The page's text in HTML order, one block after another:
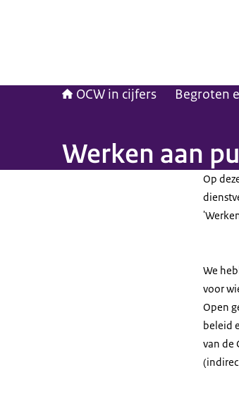
OCW in cijfers Begroten
Werken aan
Op
We
voor
Open
beleid
van de